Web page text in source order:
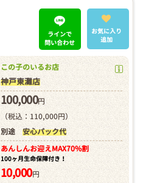
ラインで
問い合わせ
お気に入り
追加
この子のいるお店
神戸東灘店
100,000円
（税込：110,000円）
別途 安心パック代
あんしんお迎えMAX70%割
100ヶ月生命保障付き！
10,000円